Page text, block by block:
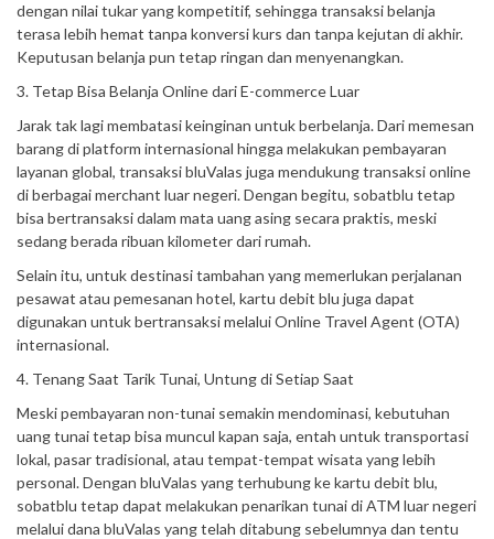
dengan nilai tukar yang kompetitif, sehingga transaksi belanja
terasa lebih hemat tanpa konversi kurs dan tanpa kejutan di akhir.
Keputusan belanja pun tetap ringan dan menyenangkan.
3. Tetap Bisa Belanja Online dari E-commerce Luar
Jarak tak lagi membatasi keinginan untuk berbelanja. Dari memesan
barang di platform internasional hingga melakukan pembayaran
layanan global, transaksi bluValas juga mendukung transaksi online
di berbagai merchant luar negeri. Dengan begitu, sobatblu tetap
bisa bertransaksi dalam mata uang asing secara praktis, meski
sedang berada ribuan kilometer dari rumah.
Selain itu, untuk destinasi tambahan yang memerlukan perjalanan
pesawat atau pemesanan hotel, kartu debit blu juga dapat
digunakan untuk bertransaksi melalui Online Travel Agent (OTA)
internasional.
4. Tenang Saat Tarik Tunai, Untung di Setiap Saat
Meski pembayaran non-tunai semakin mendominasi, kebutuhan
uang tunai tetap bisa muncul kapan saja, entah untuk transportasi
lokal, pasar tradisional, atau tempat-tempat wisata yang lebih
personal. Dengan bluValas yang terhubung ke kartu debit blu,
sobatblu tetap dapat melakukan penarikan tunai di ATM luar negeri
melalui dana bluValas yang telah ditabung sebelumnya dan tentu